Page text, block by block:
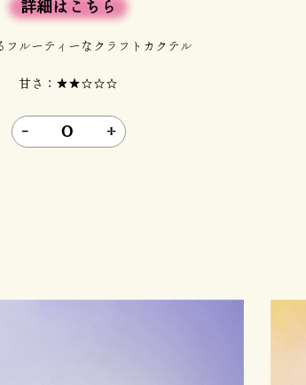
詳細はこちら
フルーティーなクラフトカクテル
甘さ：★★☆☆☆
- 0 +